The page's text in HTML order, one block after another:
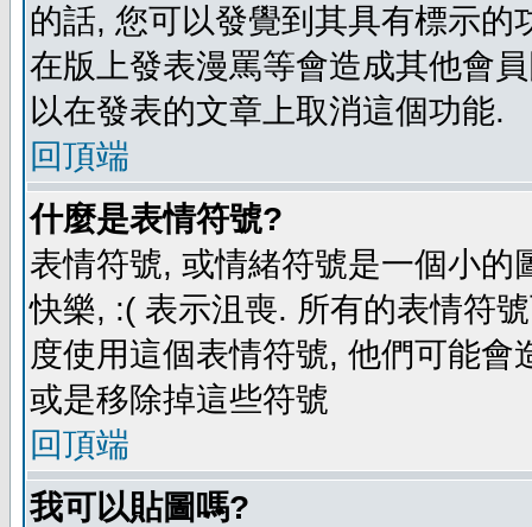
的話, 您可以發覺到其具有標示
在版上發表漫罵等會造成其他會
以在發表的文章上取消這個功能.
回頂端
什麼是表情符號?
表情符號, 或情緒符號是一個小
快樂, :( 表示沮喪. 所有的表情符
度使用這個表情符號, 他們可能
或是移除掉這些符號
回頂端
我可以貼圖嗎?